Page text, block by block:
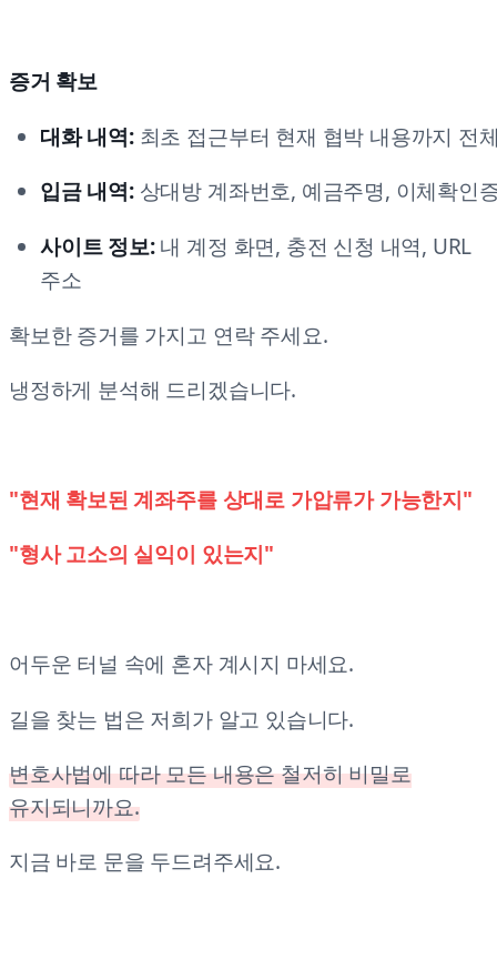
증거 확보
대화 내역:최초 접근부터 현재 협박 내용까지 전
입금 내역:상대방 계좌번호, 예금주명, 이체확인
사이트 정보:내 계정 화면, 충전 신청 내역, URL
주소
확보한 증거를 가지고 연락 주세요.
냉정하게 분석해 드리겠습니다.
"현재 확보된 계좌주를 상대로 가압류가 가능한지"
"형사 고소의 실익이 있는지"
어두운 터널 속에 혼자 계시지 마세요.
길을 찾는 법은 저희가 알고 있습니다.
변호사법에 따라 모든 내용은 철저히 비밀로
유지되니까요.
지금 바로 문을 두드려주세요.